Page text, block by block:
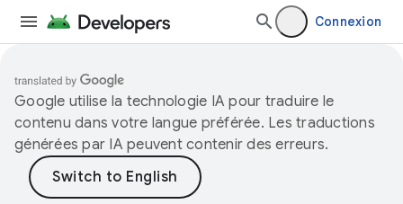
Connexion
Google utilise la technologie IA pour traduire le
contenu dans votre langue préférée. Les traductions
générées par IA peuvent contenir des erreurs.